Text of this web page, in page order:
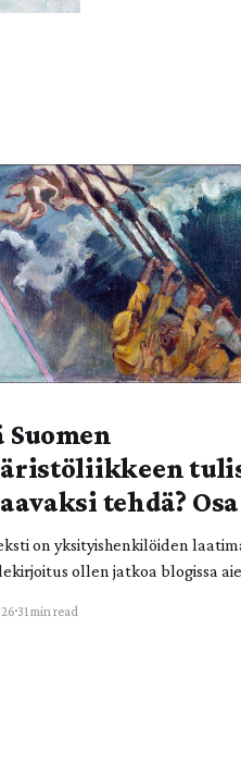
Suomen
tehdä? Osa
on yksityishenkilöiden
ollen jatkoa blogissa
31 min read